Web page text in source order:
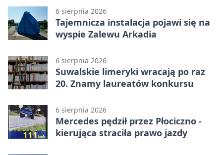
6 sierpnia 2026
Tajemnicza instalacja pojawi się na
wyspie Zalewu Arkadia
6 sierpnia 2026
Suwalskie limeryki wracają po raz
20. Znamy laureatów konkursu
6 sierpnia 2026
Mercedes pędził przez Płociczno -
kierująca straciła prawo jazdy